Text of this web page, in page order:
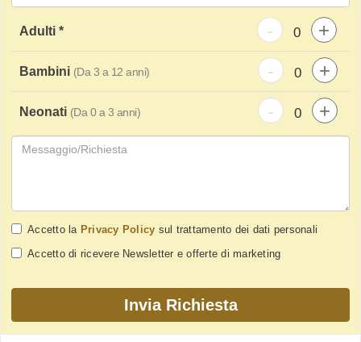
Adulti * - +
Bambini (Da 3 a 12 anni) - +
Neonati (Da 0 a 3 anni) - +
Accetto la Privacy Policy sul trattamento dei dati personali
Accetto di ricevere Newsletter e offerte di marketing